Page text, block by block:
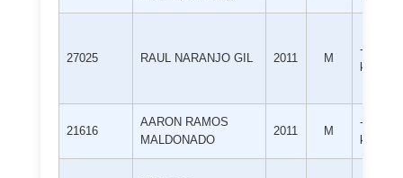
27025 RAUL NARANJO GIL 2011 M
-50
kg
21616
AARON RAMOS
MALDONADO
2011 M
-50
kg